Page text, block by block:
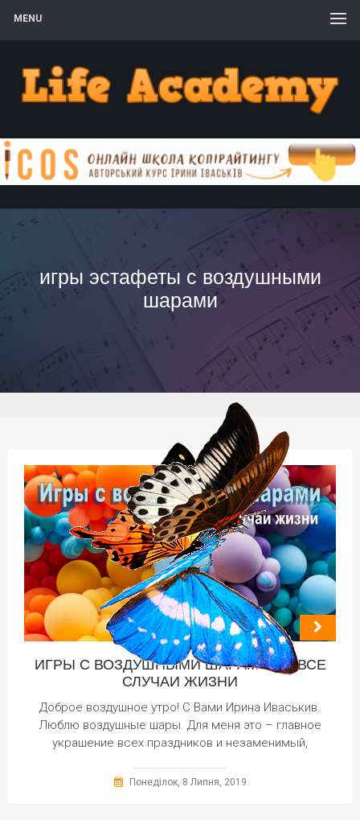
MENU
игры эстафеты с воздушными
шарами
ИГРЫ С ВОЗДУШНЫМИ ШАРАМИ НА ВСЕ
СЛУЧАИ ЖИЗНИ
Доброе воздушное утро! С Вами Ирина Иваськив.
Люблю воздушные шары. Для меня это – главное
украшение всех праздников и незаменимый,
Понеділок, 8 Липня, 2019